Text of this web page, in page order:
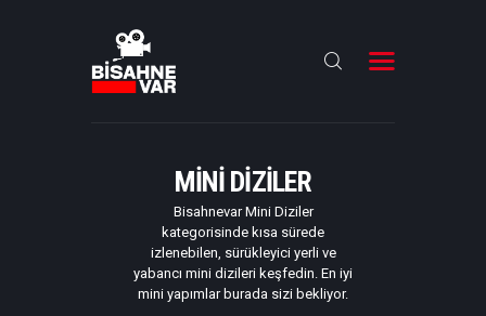
MINI DIZILER
Bisahnevar Mini Diziler
kategorisinde kısa sürede
izlenebilen, sürükleyici yerli ve
yabancı mini dizileri keşfedin. En iyi
mini yapımlar burada sizi bekliyor.
OYUNCULAR
DAHA FAZLASI